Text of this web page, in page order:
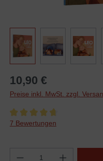
10,90 €
Preise inkl. MwSt. zzgl.
Durchschnittliche Bewertung
7 Bewertungen